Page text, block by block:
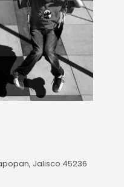
Jalisco 45236